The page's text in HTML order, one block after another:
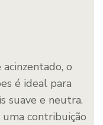
o
é ideal para
suave e neutra.
uma contribuição